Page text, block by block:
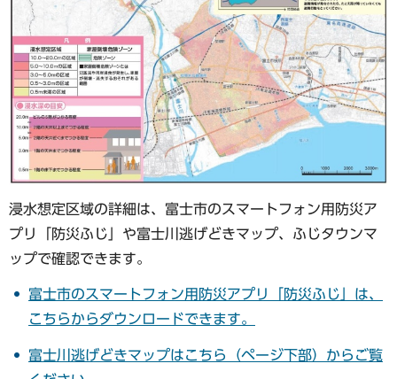
浸水想定区域の詳細は、富士市のスマートフォン用防災ア
プリ「防災ふじ」や富士川逃げどきマップ、ふじタウンマ
ップで確認できます。
富士市のスマートフォン用防災アプリ「防災ふじ」は、
こちらからダウンロードできます。
富士川逃げどきマップはこちら（ページ下部）からご覧